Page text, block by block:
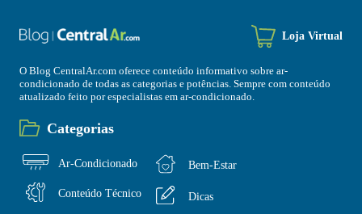
Loja Virtual
O Blog CentralAr.com oferece conteúdo informativo sobre ar-
condicionado de todas as categorias e potências. Sempre com conteúdo
atualizado feito por especialistas em ar-condicionado.
Categorias
Ar-Condicionado
Conteúdo Técnico
Bem-Estar
Dicas